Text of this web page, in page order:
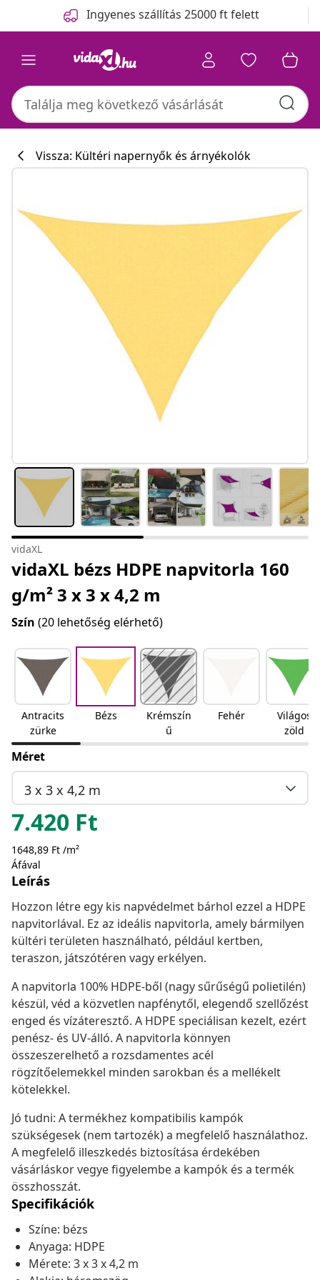
Ingyenes szállítás 25000 ft felett
Vissza: Kültéri napernyők és árnyékolók
vidaXL
vidaXL bézs HDPE napvitorla 160
g/m² 3 x 3 x 4,2 m
Szín (20 lehetőség elérhető)
Antracits
zürke
Bézs
Krémszín
ű
Fehér
Világos
zöld
Méret
3 x 3 x 4,2 m
7.420 Ft
1648,89 Ft /m²
Áfával
Leírás
Hozzon létre egy kis napvédelmet bárhol ezzel a HDPE
napvitorlával. Ez az ideális napvitorla, amely bármilyen
kültéri területen használható, például kertben,
teraszon, játszótéren vagy erkélyen.
A napvitorla 100% HDPE-ből (nagy sűrűségű polietilén)
készül, véd a közvetlen napfénytől, elegendő szellőzést
enged és vízáteresztő. A HDPE speciálisan kezelt, ezért
penész- és UV-álló. A napvitorla könnyen
összeszerelhető a rozsdamentes acél
rögzítőelemekkel minden sarokban és a mellékelt
kötelekkel.
Jó tudni: A termékhez kompatibilis kampók
szükségesek (nem tartozék) a megfelelő használathoz.
A megfelelő illeszkedés biztosítása érdekében
vásárláskor vegye figyelembe a kampók és a termék
összhosszát.
Specifikációk
Színe: bézs
Anyaga: HDPE
Mérete: 3 x 3 x 4,2 m